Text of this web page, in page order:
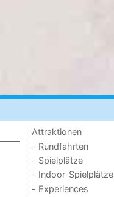
Attraktionen
- Rundfahrten
- Spielplätze
- Indoor-Spielplätze
- Experiences